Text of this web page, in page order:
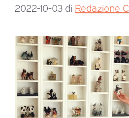
2022-10-03 di Redazione